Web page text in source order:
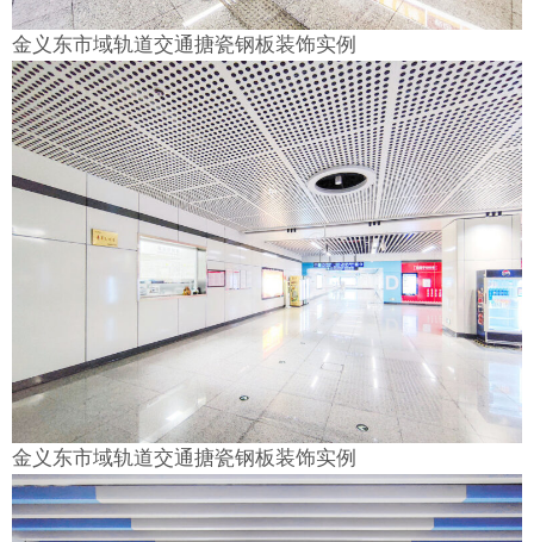
金义东市域轨道交通搪瓷钢板装饰实例
金义东市域轨道交通搪瓷钢板装饰实例